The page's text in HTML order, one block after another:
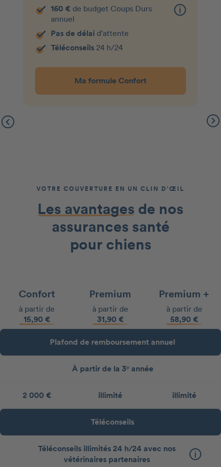
160 € de budget Coups Durs
annuel
Pas de délai d’attente
Téléconseils 24 h/24
Ma formule Confort
VOTRE COUVERTURE EN UN CLIN D’ŒIL
Les avantages de nos
assurances santé
pour chiens
Confort
à partir de
15,90 €
Premium
à partir de
31,90 €
Premium +
à partir de
58,90 €
Plafond de remboursement annuel
À partir de la 3ᵉ année
2 000 € illimité illimité
Téléconseils
Téléconseils illimités 24 h/24 avec nos
vétérinaires partenaires